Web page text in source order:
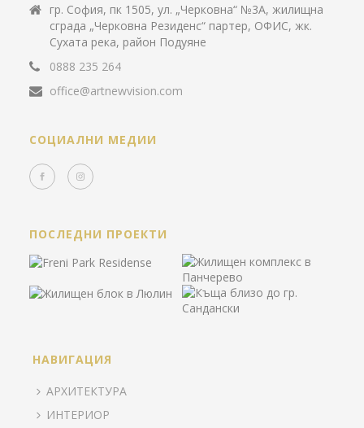
гр. София, пк 1505, ул. „Черковна“ №3А, жилищна
сграда „Черковна Резиденс“ партер, ОФИС, жк.
Сухата река, район Подуяне
0888 235 264
office@artnewvision.com
СОЦИАЛНИ МЕДИИ
ПОСЛЕДНИ ПРОЕКТИ
НАВИГАЦИЯ
АРХИТЕКТУРА
ИНТЕРИОР